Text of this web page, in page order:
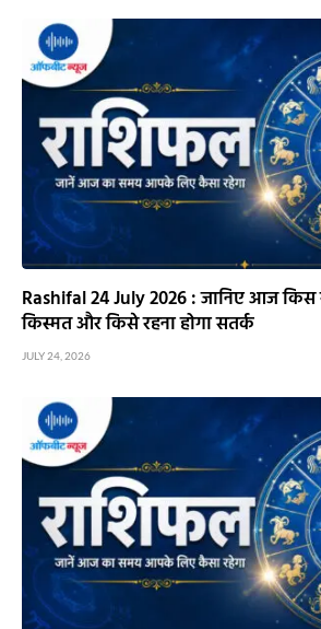
Rashifal 24 July 2026 : जानिए आज
किस्मत और किसे रहना होगा सतर्क
JULY 24, 2026